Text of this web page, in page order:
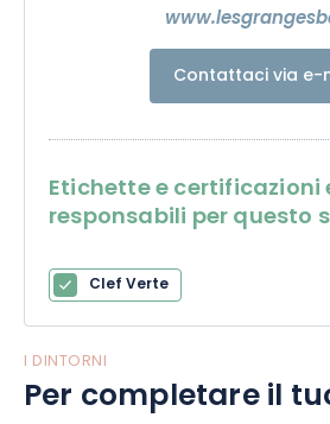
Contattaci via e-
Etichette e certificazioni
responsabili per questo
Clef Verte
I DINTORNI
Per completare il